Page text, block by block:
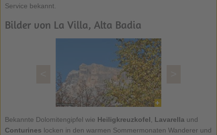
Service bekannt.
Bilder von La Villa, Alta Badia
Bekannte Dolomitengipfel wie Heiligkreuzkofel, Lavarellaund
Conturines locken in den warmen Sommermonaten Wanderer und